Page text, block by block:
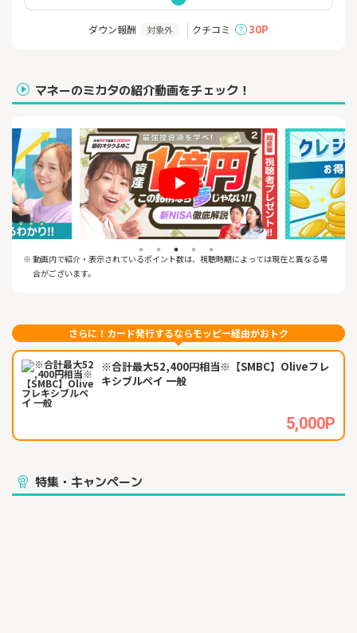
●SBI証券の特徴
1. 国内株式個人取引シェアNo.1！※2
2. ゼロ革命により、条件を満たしたお客さまの国内株式をはじめ
https://go.sbisec.co.jp/lp/zero_revolution_2023.html
3. 取扱投資信託の本数 2,600本超、しかも買付手数料「無
募集中のファンド・外貨建MMFを含む（2023年5月現在）
4. クレカ積立の利用で積立金額の最大3%のポイントが貯まる、使
える♪
※1.SBIグループとはSBI証券、SBIネオトレード証券、FOLIOを指
します。
※2.2025年3月期通期 （2024年4月～2025年3月）の委託個人売
買代金シェアです。SBIの数値は、SBIネオトレード証券の数値を
含みます。
(出所: 東証統計資料、 各社WEBサイトの公表資料より当社集計、
各社委託個人 (信用) 売買代金÷株式委
託個人 (信用) 売買代金 (二市場 1,2部等) + ETF/REIT売買代金} にて
ダウン報酬 対象外 クチコミ 30P
マネーのミカタの紹介動画をチェック！
※ 動画内で紹介・表示されているポイント数は、視聴時期によっては現在と異なる場
合がございます。
さらに！カード発行するならモッピー経由がおトク
※合計最大52,400円相当※【SMBC】Oliveフレ
キシブルペイ 一般
5,000P
特集・キャンペーン